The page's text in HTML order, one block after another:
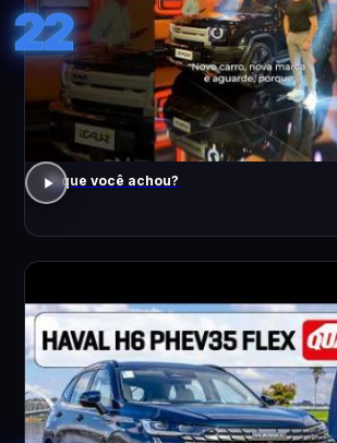
22
O que você achou?